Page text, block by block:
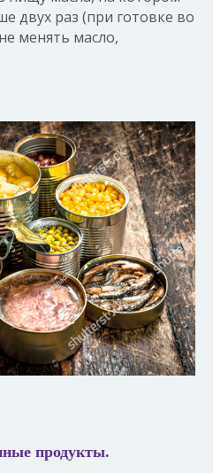
двух раз (при готовке во
менять масло,
продукты.